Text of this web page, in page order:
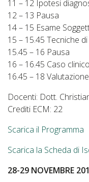
11 – 12 Ipotesi
12 – 13 Pausa
14 – 15 Esame
15 – 15.45 Tecniche
15.45 – 16 Pausa
16 – 16.45 Caso clinico
16.45 – 18
Docenti: Dott.
Crediti ECM: 22
Scarica il Programma
Scarica la Scheda di
28-29 NOVEMBRE